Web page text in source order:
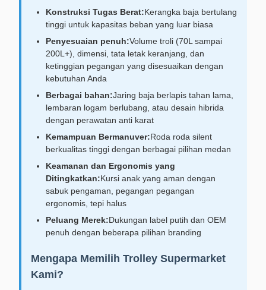
Konstruksi Tugas Berat:Kerangka baja bertulang
tinggi untuk kapasitas beban yang luar biasa
Penyesuaian penuh:Volume troli (70L sampai
200L+), dimensi, tata letak keranjang, dan
ketinggian pegangan yang disesuaikan dengan
kebutuhan Anda
Berbagai bahan:Jaring baja berlapis tahan lama,
lembaran logam berlubang, atau desain hibrida
dengan perawatan anti karat
Kemampuan Bermanuver:Roda roda silent
berkualitas tinggi dengan berbagai pilihan medan
Keamanan dan Ergonomis yang
Ditingkatkan:Kursi anak yang aman dengan
sabuk pengaman, pegangan pegangan
ergonomis, tepi halus
Peluang Merek:Dukungan label putih dan OEM
penuh dengan beberapa pilihan branding
Mengapa Memilih Trolley Supermarket
Kami?